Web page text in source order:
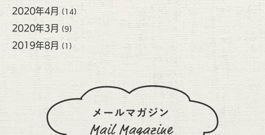
2020年4月 (14)
2020年3月 (9)
2019年8月 (1)